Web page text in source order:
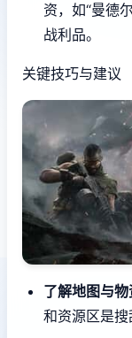
资，如“曼德
战利品。
关键技巧与建议
了解地图与物
和资源区是搜